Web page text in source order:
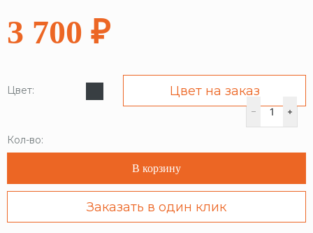
3 700 ₽
Цвет: Цвет на заказ
Кол-во:
В корзину
Заказать в один клик